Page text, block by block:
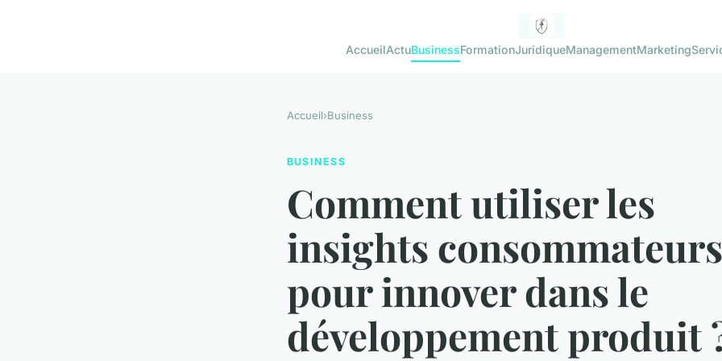
AccueilActuBusinessFormationJuridiqueManagementMarketing
Accueil›Business
BUSINESS
Comment utiliser les
insights consommateurs
pour innover dans le
développement produit